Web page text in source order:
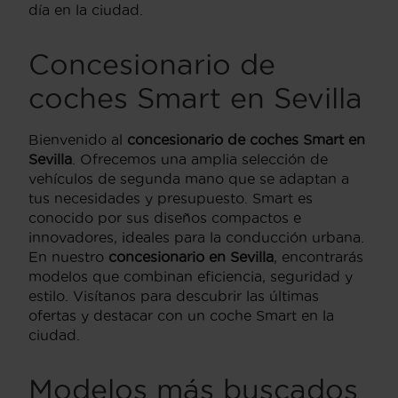
día en la ciudad.
Concesionario de
coches Smart en Sevilla
Bienvenido al concesionario de coches Smart en
Sevilla . Ofrecemos una amplia selección de
vehículos de segunda mano que se adaptan a
tus necesidades y presupuesto. Smart es
conocido por sus diseños compactos e
innovadores, ideales para la conducción urbana.
En nuestro concesionario en Sevilla, encontrarás
modelos que combinan eficiencia, seguridad y
estilo. Visítanos para descubrir las últimas
ofertas y destacar con un coche Smart en la
ciudad.
Modelos más buscados